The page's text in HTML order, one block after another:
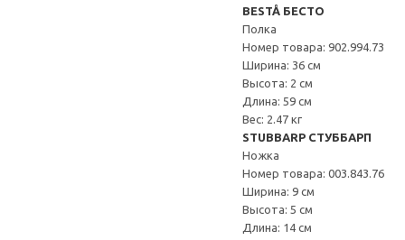
BESTÅ БЕСТО
Полка
Номер товара: 902.994.73
Ширина: 36 см
Высота: 2 см
Длина: 59 см
Вес: 2.47 кг
STUBBARP СТУББАРП
Ножка
Номер товара: 003.843.76
Ширина: 9 см
Высота: 5 см
Длина: 14 см